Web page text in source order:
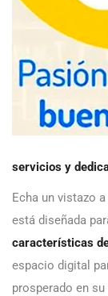
servicios y
Echa un vistazo
está diseñada
características
espacio digital
prosperado en